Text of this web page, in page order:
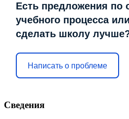
Есть предложения по
учебного процесса
сделать школу
Написать о проблеме
Сведения